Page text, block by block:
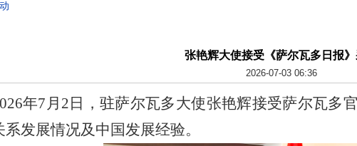
张艳辉大使接受《萨尔瓦多日报
2026-07-03 06:36
年7 月 2 日，驻萨尔瓦多大使张艳辉接受萨尔瓦多
系发展情况及中国发展经验。